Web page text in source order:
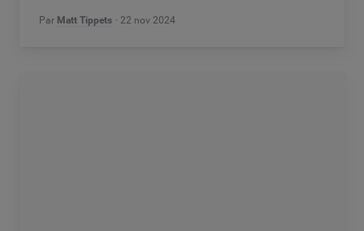
Par Matt Tippets 22 nov 2024